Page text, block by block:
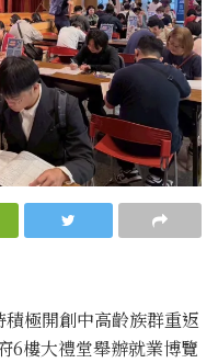
極開創中高齡族群重返
6樓大禮堂舉辦就業博覽